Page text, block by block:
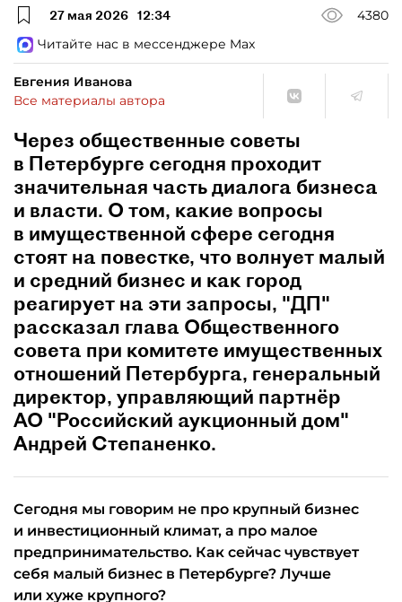
27 мая 2026 12:34
4380
Читайте нас в мессенджере Max
Евгения Иванова
Все материалы автора
Через общественные советы
в Петербурге сегодня проходит
значительная часть диалога бизнеса
и власти. О том, какие вопросы
в имущественной сфере сегодня
стоят на повестке, что волнует малый
и средний бизнес и как город
реагирует на эти запросы, "ДП"
рассказал глава Общественного
совета при комитете имущественных
отношений Петербурга, генеральный
директор, управляющий партнёр
АО "Российский аукционный дом"
Андрей Степаненко.
Сегодня мы говорим не про крупный бизнес
и инвестиционный климат, а про малое
предпринимательство. Как сейчас чувствует
себя малый бизнес в Петербурге? Лучше
или хуже крупного?